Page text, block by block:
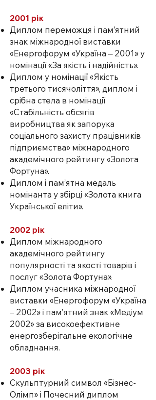
2001 рік
Диплом переможця і пам’ятний
знак міжнародної виставки
«Енергофорум «Україна – 2001» у
номінації «За якість і надійність».
Диплом у номінації «Якість
третього тисячоліття», диплом і
срібна стела в номінації
«Стабільність обсягів
виробництва як запорука
соціального захисту працівників
підприємства» міжнародного
академічного рейтингу «Золота
Фортуна».
Диплом і пам’ятна медаль
номінанта у збірці «Золота книга
Української еліти».
2002 рік
Диплом міжнародного
академічного рейтингу
популярності та якості товарів і
послуг «Золота Фортуна».
Диплом учасника міжнародної
виставки «Енергофорум «Україна
– 2002» і пам’ятний знак «Медіум
2002» за високоефективне
енергозберігальне екологічне
обладнання.
2003 рік
Скульптурний символ «Бізнес-
Олімп» і Почесний диплом